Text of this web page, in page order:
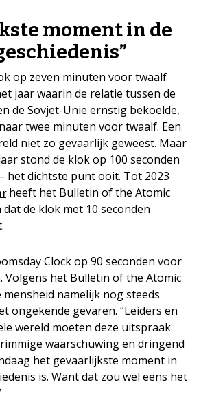
moment in de
op zeven minuten voor twaalf
jaar waarin de relatie tussen de
de Sovjet-Unie ernstig bekoelde,
twee minuten voor twaalf. Een
niet zo gevaarlijk geweest. Maar
stond de klok op 100 seconden
het dichtste punt ooit. Tot 2023
heeft het Bulletin of the Atomic
de klok met 10 seconden
Clock op 90 seconden voor
Volgens het Bulletin of the Atomic
namelijk nog steeds
ongekende gevaren. “Leiders en
wereld moeten deze uitspraak
waarschuwing en dringend
het gevaarlijkste moment in
is. Want dat zou wel eens het